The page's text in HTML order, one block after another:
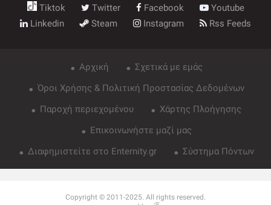
Tiktok Twitter Facebook
Youtube
Linkedin
Steam Instagram Rss Feeds
Αρχική
Σχετικά με εμάς
Όροι Χρήσης & Πολιτική Προστασίας Δεδομένων
Παροχή περιεχομένου
Χάρτης Πλοήγησης
Επικοινωνήστε μαζί μας
Διαφημιστείτε στο Enternity.gr
Σύστημα Πόντων
Copyright © 2011-2025. All rights reserved.